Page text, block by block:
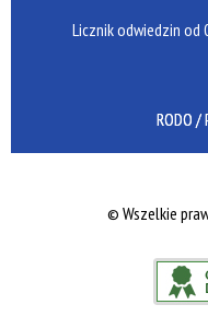
Licznik odwiedzin od
RODO
© Wszelkie